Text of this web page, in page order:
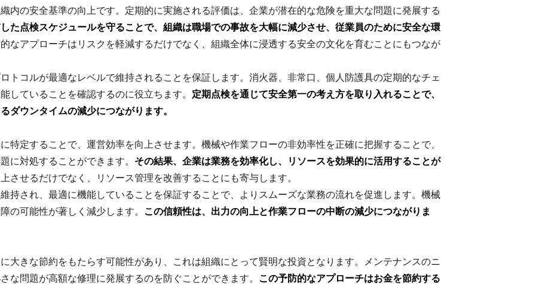
内の安全基準の向上です。定期的に実施される評価は、企業が潜在的な危険を重大な問題に発展する
た点検スケジュールを守ることで、組織は職場での事故を大幅に減少させ、従業員のために安全な環
なアプローチはリスクを軽減するだけでなく、組織全体に浸透する安全の文化を育むことにもつなが
トコルが最適なレベルで維持されることを保証します。消火器、非常口、個人防護具の定期的なチェ
していることを確認するのに役立ちます。 定期点検を通じて安全第一の考え方を取り入れることで、
ダウンタイムの減少につながります。
特定することで、運営効率を向上させます。機械や作業フローの非効率性を正確に把握することで、
に対処することができます。 その結果、企業は業務を効率化し、リソースを効果的に活用することが
させるだけでなく、リソース管理を改善することにも寄与します。
持され、最適に機能していることを保証することで、よりスムーズな業務の流れを促進します。機械
の可能性が著しく減少します。 この信頼性は、出力の向上と作業フローの中断の減少につながりま
大きな節約をもたらす可能性があり、これは組織にとって賢明な投資となります。メンテナンスのニ
な問題が高額な修理に発展するのを防ぐことができます。 この予防的なアプローチはお金を節約する